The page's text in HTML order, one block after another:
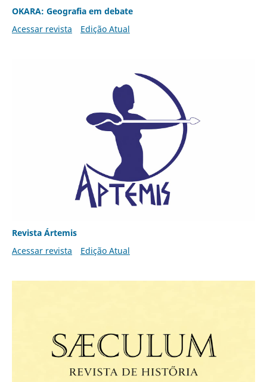
OKARA: Geografia em debate
Acessar revista
Edição Atual
Revista Ártemis
Acessar revista
Edição Atual